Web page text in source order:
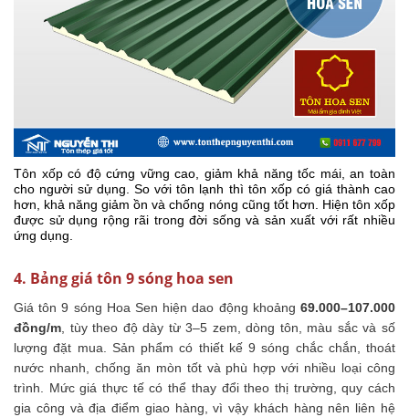
Tôn xốp có độ cứng vững cao, giảm khả năng tốc mái, an toàn
cho người sử dụng. So với tôn lạnh thì tôn xốp có giá thành cao
hơn, khả năng giảm ồn và chống nóng cũng tốt hơn. Hiện tôn xốp
được sử dụng rộng rãi trong đời sống và sản xuất với rất nhiều
ứng dụng.
4. Bảng giá tôn 9 sóng hoa sen
Giá tôn 9 sóng Hoa Sen hiện dao động khoảng 69.000–107.000
đồng/m , tùy theo độ dày từ 3–5 zem, dòng tôn, màu sắc và số
lượng đặt mua. Sản phẩm có thiết kế 9 sóng chắc chắn, thoát
nước nhanh, chống ăn mòn tốt và phù hợp với nhiều loại công
trình. Mức giá thực tế có thể thay đổi theo thị trường, quy cách
gia công và địa điểm giao hàng, vì vậy khách hàng nên liên hệ